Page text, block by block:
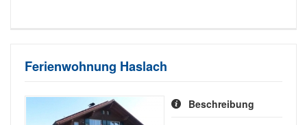
Ferienwohnung Haslach
Beschreibung